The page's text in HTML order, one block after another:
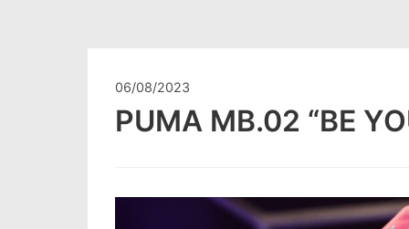
06/08/2023
PUMA MB.02 “BE